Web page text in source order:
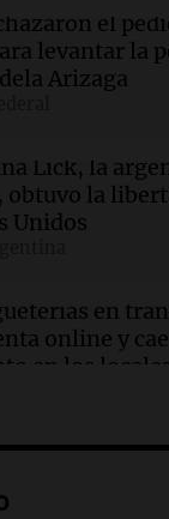
tiene ceder
de Trump
Argentina
detenida por el
el
levantar la
Arizaga
Lick, la
obtuvo la
Unidos
en
online y
en los locales
tiene